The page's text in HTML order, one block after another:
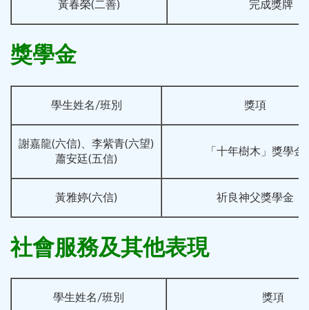
黃春榮(二善) 完成獎牌
獎學金
學生姓名/班別 獎項
謝嘉龍(六信)、李紫青(六望)
蕭安廷(五信)
「十年樹木」獎學金
黃雅婷(六信) 祈良神父獎學金
社會服務及其他表現
學生姓名/班別 獎項